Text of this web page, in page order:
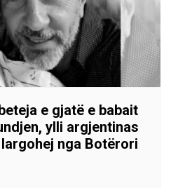
e gjatë e babait
ylli argjentinas
nga Botërori